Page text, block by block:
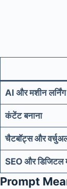
AI और मशीन लर्निंग
कंटेंट बनाना
चैटबॉट्स और
SEO और डिजिटल
Prompt